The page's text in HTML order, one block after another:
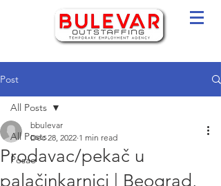
Post
All Posts
Posao
All Posts
Prodavac/pekač u
palačinkarnici | Beograd,
bbulevar
Dec 28, 2022 1 min read